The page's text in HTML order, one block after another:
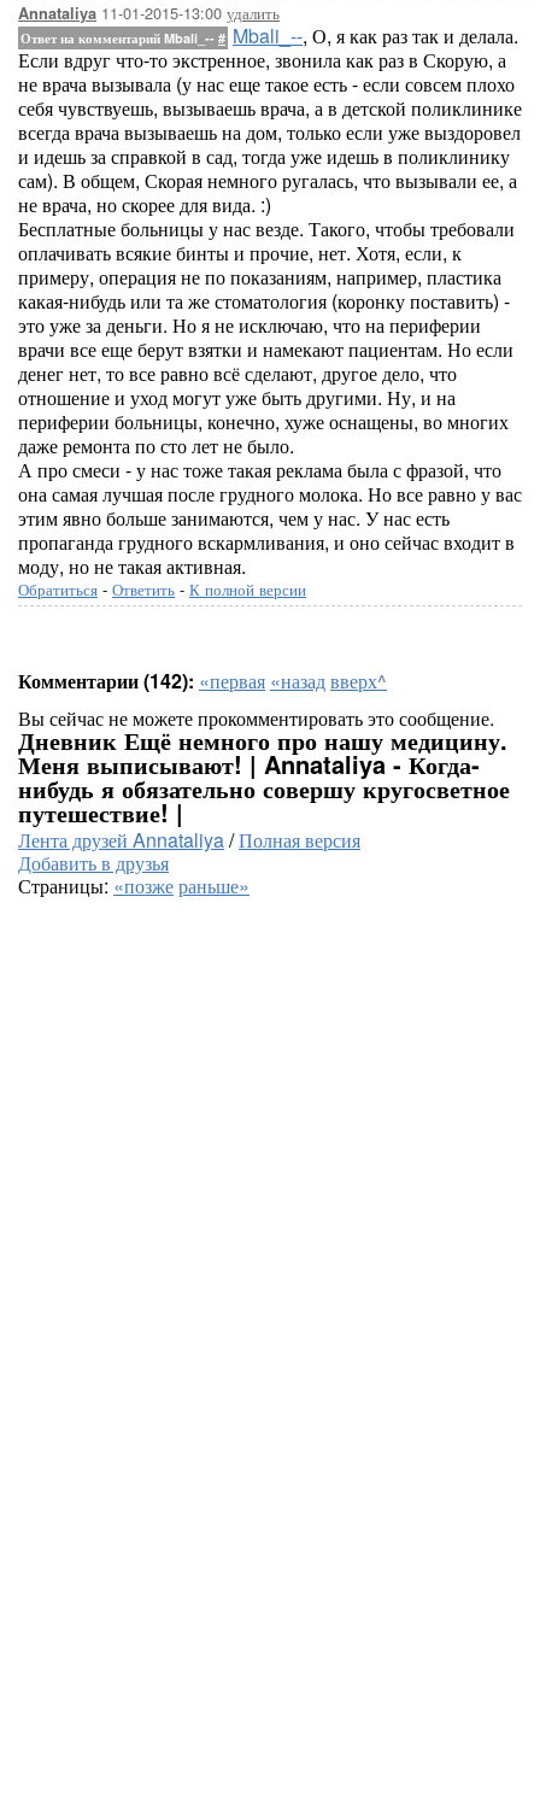
Annataliya 11-01-2015-13:00 удалить
Ответ на комментарий Mbali_-- # Mbali_--, О, я как раз так и делала.
Если вдруг что-то экстренное, звонила как раз в Скорую, а
не врача вызывала (у нас еще такое есть - если совсем плохо
себя чувствуешь, вызываешь врача, а в детской поликлинике
всегда врача вызываешь на дом, только если уже выздоровел
и идешь за справкой в сад, тогда уже идешь в поликлинику
сам). В общем, Скорая немного ругалась, что вызывали ее, а
не врача, но скорее для вида. :)
Бесплатные больницы у нас везде. Такого, чтобы требовали
оплачивать всякие бинты и прочие, нет. Хотя, если, к
примеру, операция не по показаниям, например, пластика
какая-нибудь или та же стоматология (коронку поставить) -
это уже за деньги. Но я не исключаю, что на периферии
врачи все еще берут взятки и намекают пациентам. Но если
денег нет, то все равно всё сделают, другое дело, что
отношение и уход могут уже быть другими. Ну, и на
периферии больницы, конечно, хуже оснащены, во многих
даже ремонта по сто лет не было.
А про смеси - у нас тоже такая реклама была с фразой, что
она самая лучшая после грудного молока. Но все равно у вас
этим явно больше занимаются, чем у нас. У нас есть
пропаганда грудного вскармливания, и оно сейчас входит в
моду, но не такая активная.
Обратиться - Ответить - К полной версии
Комментарии (142): «первая «назадвверх^
Вы сейчас не можете прокомментировать это сообщение.
Дневник Ещё немного про нашу медицину.
Меня выписывают! | Annataliya - Когда-
нибудь я обязательно совершу кругосветное
путешествие! |
Лента друзей Annataliya/Полная версия
Добавить в друзья
Страницы: «позжераньше»